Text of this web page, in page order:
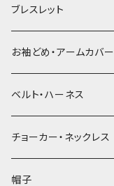
ブレスレット
お袖どめ・アームカバー
ベルト・ハーネス
チョーカー・ネックレス
帽子